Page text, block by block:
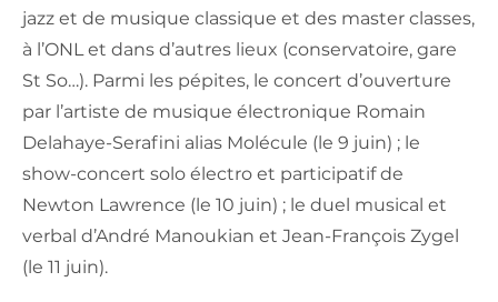
jazz et de musique classique et des master classes,
à l’ONL et dans d’autres lieux (conservatoire, gare
St So…). Parmi les pépites, le concert d’ouverture
par l’artiste de musique électronique Romain
Delahaye-Serafini alias Molécule (le 9 juin) ; le
show-concert solo électro et participatif de
Newton Lawrence (le 10 juin) ; le duel musical et
verbal d’André Manoukian et Jean-François Zygel
(le 11 juin).